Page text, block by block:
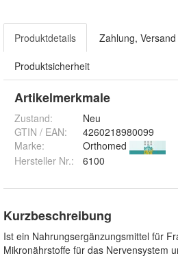
Produktdetails Zahlung,
Produktsicherheit
Artikelmerkmale
Zustand:
Neu
GTIN / EAN:
4260218980099
Marke:
Orthomed
Hersteller Nr.:
6100
Kurzbeschreibung
Ist ein Nahrungsergänzungsmittel für
Mikronährstoffe für das Nervensystem